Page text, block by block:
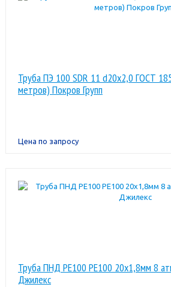
Труба ПЭ 100 SDR 11 d20x2,0 ГОСТ
метров) Покров Групп
Цена по запросу
Труба ПНД РЕ100 PE100 20х1,8мм 8
Джилекс